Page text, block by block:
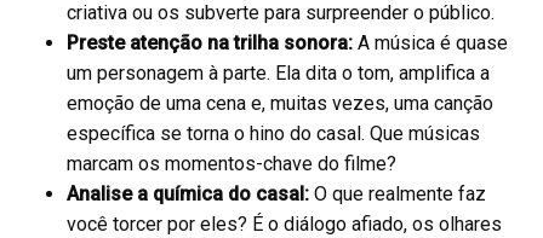
criativa ou os subverte para surpreender o público.
Preste atenção na trilha sonora: A música é quase
um personagem à parte. Ela dita o tom, amplifica a
emoção de uma cena e, muitas vezes, uma canção
específica se torna o hino do casal. Que músicas
marcam os momentos-chave do filme?
Analise a química do casal: O que realmente faz
você torcer por eles? É o diálogo afiado, os olhares